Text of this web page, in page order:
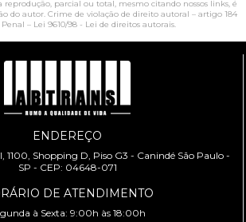
reprodução, parcial ou total, mesmo citando nossos links, é
do autor. Crime de violação de direito autoral – artigo 184
– Lei 9610/98 - Lei de direitos autorais
ENDEREÇO
1100, Shopping D, Piso G3 - Canindé São Paulo -
SP - CEP: 04648-071
DE ATENDIMENTO
à Sexta: 9:00h às 18:00h